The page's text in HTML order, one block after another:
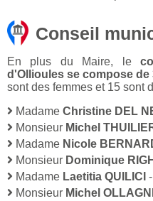
Conseil
En plus du Maire, le
d'Ollioules se compose
sont des femmes et 15 sont
Madame Christine DEL
Monsieur Michel
Madame Nicole
Monsieur Dominique RIGHI
Madame Laetitia QUILICI -
Monsieur Michel